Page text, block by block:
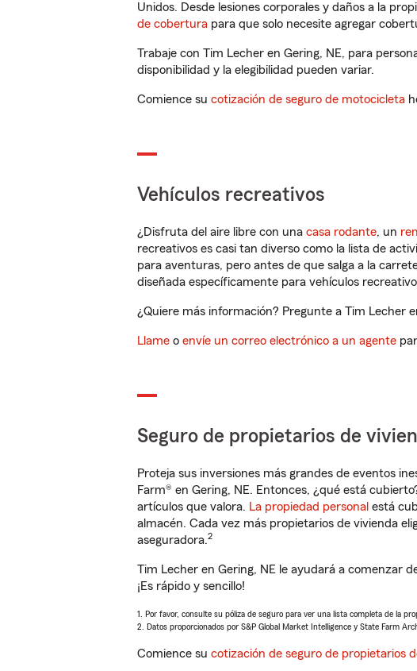
Unidos. Desde lesiones corporales y daños a la
de cobertura para que solo necesite agregar
Trabaje con Tim Lecher en Gering, NE, para
disponibilidad y la elegibilidad pueden variar.
Comience su cotización de seguro de motocicleta
Vehículos recreativos
¿Disfruta del aire libre con una casa rodante, un
recreativos es casi tan diverso como la lista de
para aventuras, pero antes de que salga a la
diseñada específicamente para vehículos
¿Quiere más información? Pregunte a Tim Lecher
Llame o envíe un correo electrónico a un agente
Seguro de propietarios de
Proteja sus inversiones más grandes de eventos
Farm® en Gering, NE. Entonces, ¿qué está
artículos que valora. La propiedad personal está
almacén. Cada vez más propietarios de vivienda
aseguradora.2
Tim Lecher en Gering, NE le ayudará a comenzar
¡Es rápido y sencillo!
1. Por favor, consulte su póliza de seguro para ver una lista completa de la
2. Datos proporcionados por S&P Global Market Intelligence y State Farm
Comience su cotización de seguro de propietarios